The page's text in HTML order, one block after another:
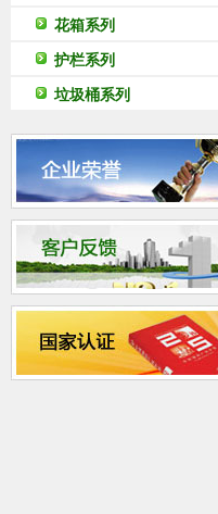
花箱系列
护栏系列
垃圾桶系列